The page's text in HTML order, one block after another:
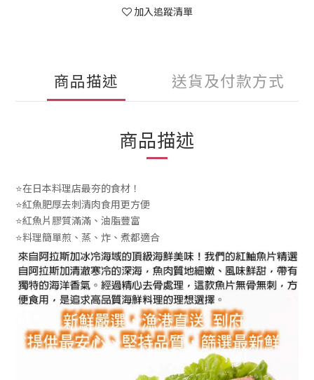
加入追蹤清單
商品描述 送貨及付款方式
商品描述
⭐在日本料理店最夯的食材！
⭐紅魚肥厚去刺清肉食用更方便
⭐紅魚片膠質滿滿、油脂豐富
⭐料理簡單煎、蒸、炸、煮都適合